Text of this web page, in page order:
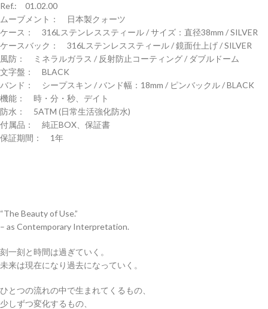
Ref.: 01.02.00
ムーブメント： 日本製クォーツ
ケース： 316Lステンレススティール / サイズ：直径38mm / SILVER
ケースバック： 316Lステンレススティール / 鏡面仕上げ / SILVER
風防： ミネラルガラス / 反射防止コーティング / ダブルドーム
文字盤： BLACK
バンド： シープスキン / バンド幅：18mm / ピンバックル / BLACK
機能： 時・分・秒、デイト
防水： 5ATM (日常生活強化防水)
付属品： 純正BOX、保証書
保証期間： 1年
“The Beauty of Use.”
– as Contemporary Interpretation.
刻一刻と時間は過ぎていく。
未来は現在になり過去になっていく。
ひとつの流れの中で生まれてくるもの、
少しずつ変化するもの、